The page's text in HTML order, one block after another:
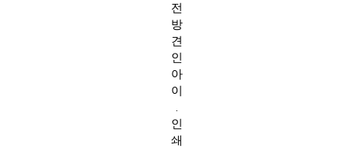
전
방
견
인
아
이
.
인
쇄